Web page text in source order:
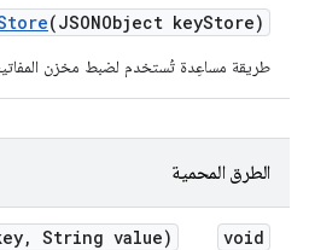
(JSONObject keyStore)
طريقة مساعِدة تُستخدم لضبط مخزن
الطرق المحمية
void
, String value)